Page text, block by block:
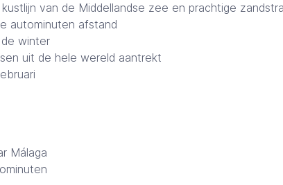
van de Middellandse zee en prachtige
autominuten afstand
winter
uit de hele wereld aantrekt
Málaga